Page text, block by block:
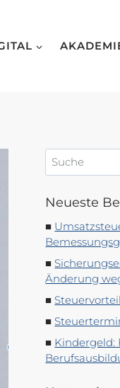
Suchen
Neueste
Änderung
Kindergeld: